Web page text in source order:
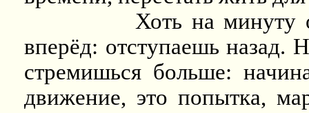
Хоть на минуту
вперёд: отступаешь назад.
стремишься больше:
движение, это попытка,